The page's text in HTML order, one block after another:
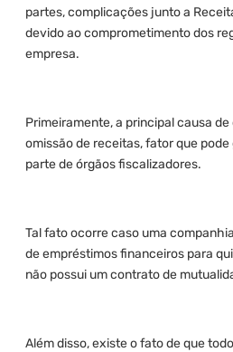
partes, complicações junto a
devido ao comprometimento dos
empresa.
Primeiramente, a principal causa
omissão de receitas, fator que
parte de órgãos fiscalizadores.
Tal fato ocorre caso uma
de empréstimos financeiros para
não possui um contrato de
Além disso, existe o fato de que